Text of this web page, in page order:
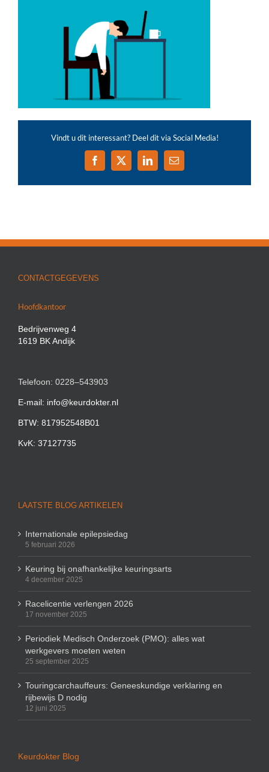
Vindt u dit interessant? Deel dit via Social Media!
Facebook
X LinkedIn
E-
CONTACTGEGEVENS
Hoofdkantoor
Bedrijvenweg 4
1619 BK Andijk
Telefoon: 0228–543903
E-mail: info@keurdokter.nl
BTW: 817952548B01
KvK: 37127735
LAATSTE BLOG ARTIKELEN
Internationale epilepsiedag
5 februari 2026
Keuring bij onafhankelijke keuringsarts
4 december 2025
Racelicentie verlengen 2026
17 november 2025
Periodiek Medisch Onderzoek (PMO): alles wat
werkgevers moeten weten
25 september 2025
Touringcarchauffeurs: Geneeskundige verklaring en
rijbewijs D nodig
12 juni 2025
Keurdokter Blog